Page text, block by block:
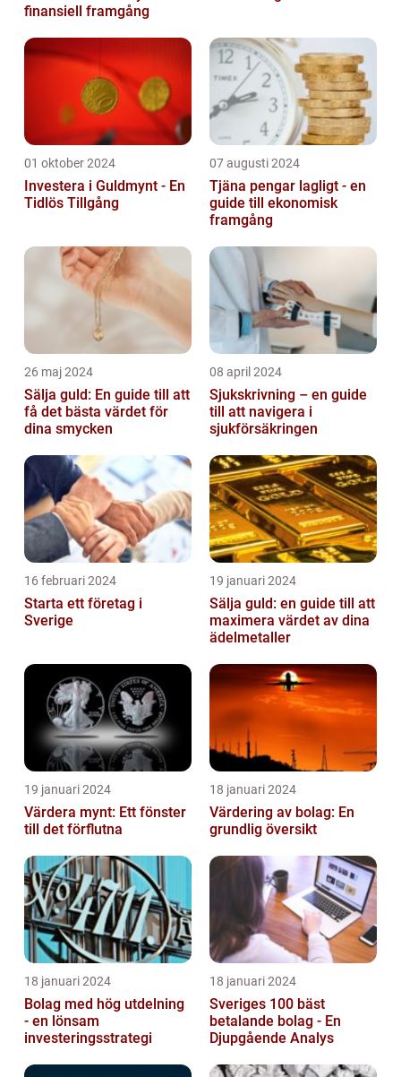
finansiell framgång
01 oktober 2024
Investera i Guldmynt - En
Tidlös Tillgång
07 augusti 2024
Tjäna pengar lagligt - en
guide till ekonomisk
framgång
26 maj 2024
Sälja guld: En guide till att
få det bästa värdet för
dina smycken
08 april 2024
Sjukskrivning – en guide
till att navigera i
sjukförsäkringen
16 februari 2024
Starta ett företag i
Sverige
19 januari 2024
Sälja guld: en guide till att
maximera värdet av dina
ädelmetaller
19 januari 2024
Värdera mynt: Ett fönster
till det förflutna
18 januari 2024
Värdering av bolag: En
grundlig översikt
18 januari 2024
Bolag med hög utdelning
- en lönsam
investeringsstrategi
18 januari 2024
Sveriges 100 bäst
betalande bolag - En
Djupgående Analys